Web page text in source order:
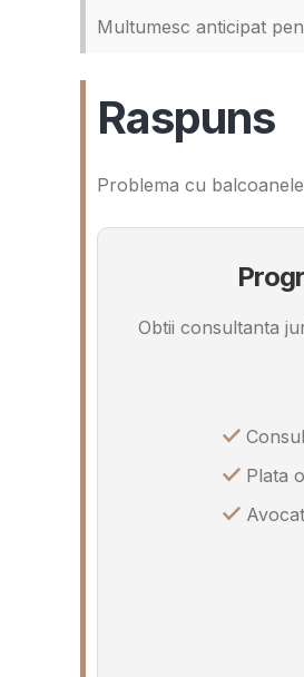
Multumesc anticipat
Raspuns
Problema cu
Obtii consultanta
Plata